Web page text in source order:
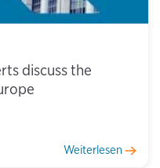
discuss the
Weiterlesen